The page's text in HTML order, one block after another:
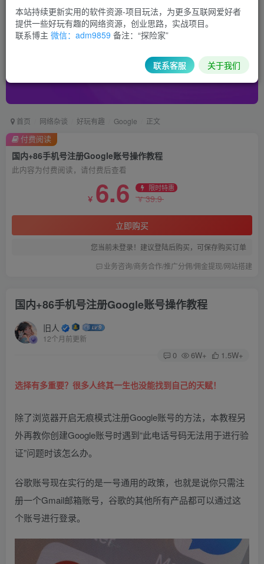
首页 网络杂谈 好玩有趣 Google 正文
国内+86手机号注册Google账号操作教程
此内容为付费阅读，请付费后查看
￥ 6.6 限时特惠
￥39.9
立即购买
您当前未登录！建议登陆后购买，可保存购买订单
业务咨询/商务合作/推广分佣/佣金提现/网站搭建
付费阅读
国内+86手机号注册Google账号操作教程
旧人
12个月前更新
0 6W+ 1.5W+
选择有多重要？很多人终其一生也没能找到自己的天赋！
除了浏览器开启无痕模式注册Google账号的方法，本教程另
外再教你创建Google账号时遇到“此电话号码无法用于进行验
证”问题时该怎么办。
谷歌账号现在实行的是一号通用的政策，也就是说你只需注
册一个Gmail邮箱账号，谷歌的其他所有产品都可以通过这
个账号进行登录。
本站持续更新实用的软件资源-项目玩法，为更多互联网爱好者
提供一些好玩有趣的网络资源，创业思路，实战项目。
联系博主 微信：adm9859 备注：“探险家”
联系客服 关于我们